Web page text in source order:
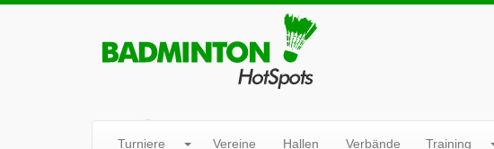
Turniere Vereine Hallen Verbände Training